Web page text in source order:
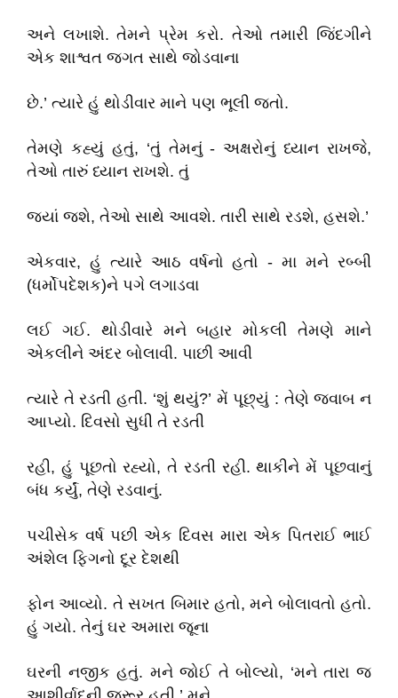
અને લખાશે. તેમને પ્રેમ કરો. તેઓ તમારી જિંદગીને
એક શાશ્વત જગત સાથે જોડવાના
છે.’ ત્યારે હું થોડીવાર માને પણ ભૂલી જતો.
તેમણે કહ્યું હતું, ‘તું તેમનું - અક્ષરોનું ધ્યાન રાખજે,
તેઓ તારું ધ્યાન રાખશે. તું
જ્યાં જશે, તેઓ સાથે આવશે. તારી સાથે રડશે, હસશે.’
એકવાર, હું ત્યારે આઠ વર્ષનો હતો - મા મને રબ્બી
(ધર્મોપદેશક)ને પગે લગાડવા
લઈ ગઈ. થોડીવારે મને બહાર મોકલી તેમણે માને
એકલીને અંદર બોલાવી. પાછી આવી
ત્યારે તે રડતી હતી. ‘શું થયું?’ મેં પૂછ્યું : તેણે જવાબ ન
આપ્યો. દિવસો સુધી તે રડતી
રહી, હું પૂછતો રહ્યો, તે રડતી રહી. થાકીને મેં પૂછવાનું
બંધ કર્યું, તેણે રડવાનું.
પચીસેક વર્ષ પછી એક દિવસ મારા એક પિતરાઈ ભાઈ
અંશેલ ફિગનો દૂર દેશથી
ફોન આવ્યો. તે સખત બિમાર હતો, મને બોલાવતો હતો.
હું ગયો. તેનું ઘર અમારા જૂના
ઘરની નજીક હતું. મને જોઈ તે બોલ્યો, ‘મને તારા જ